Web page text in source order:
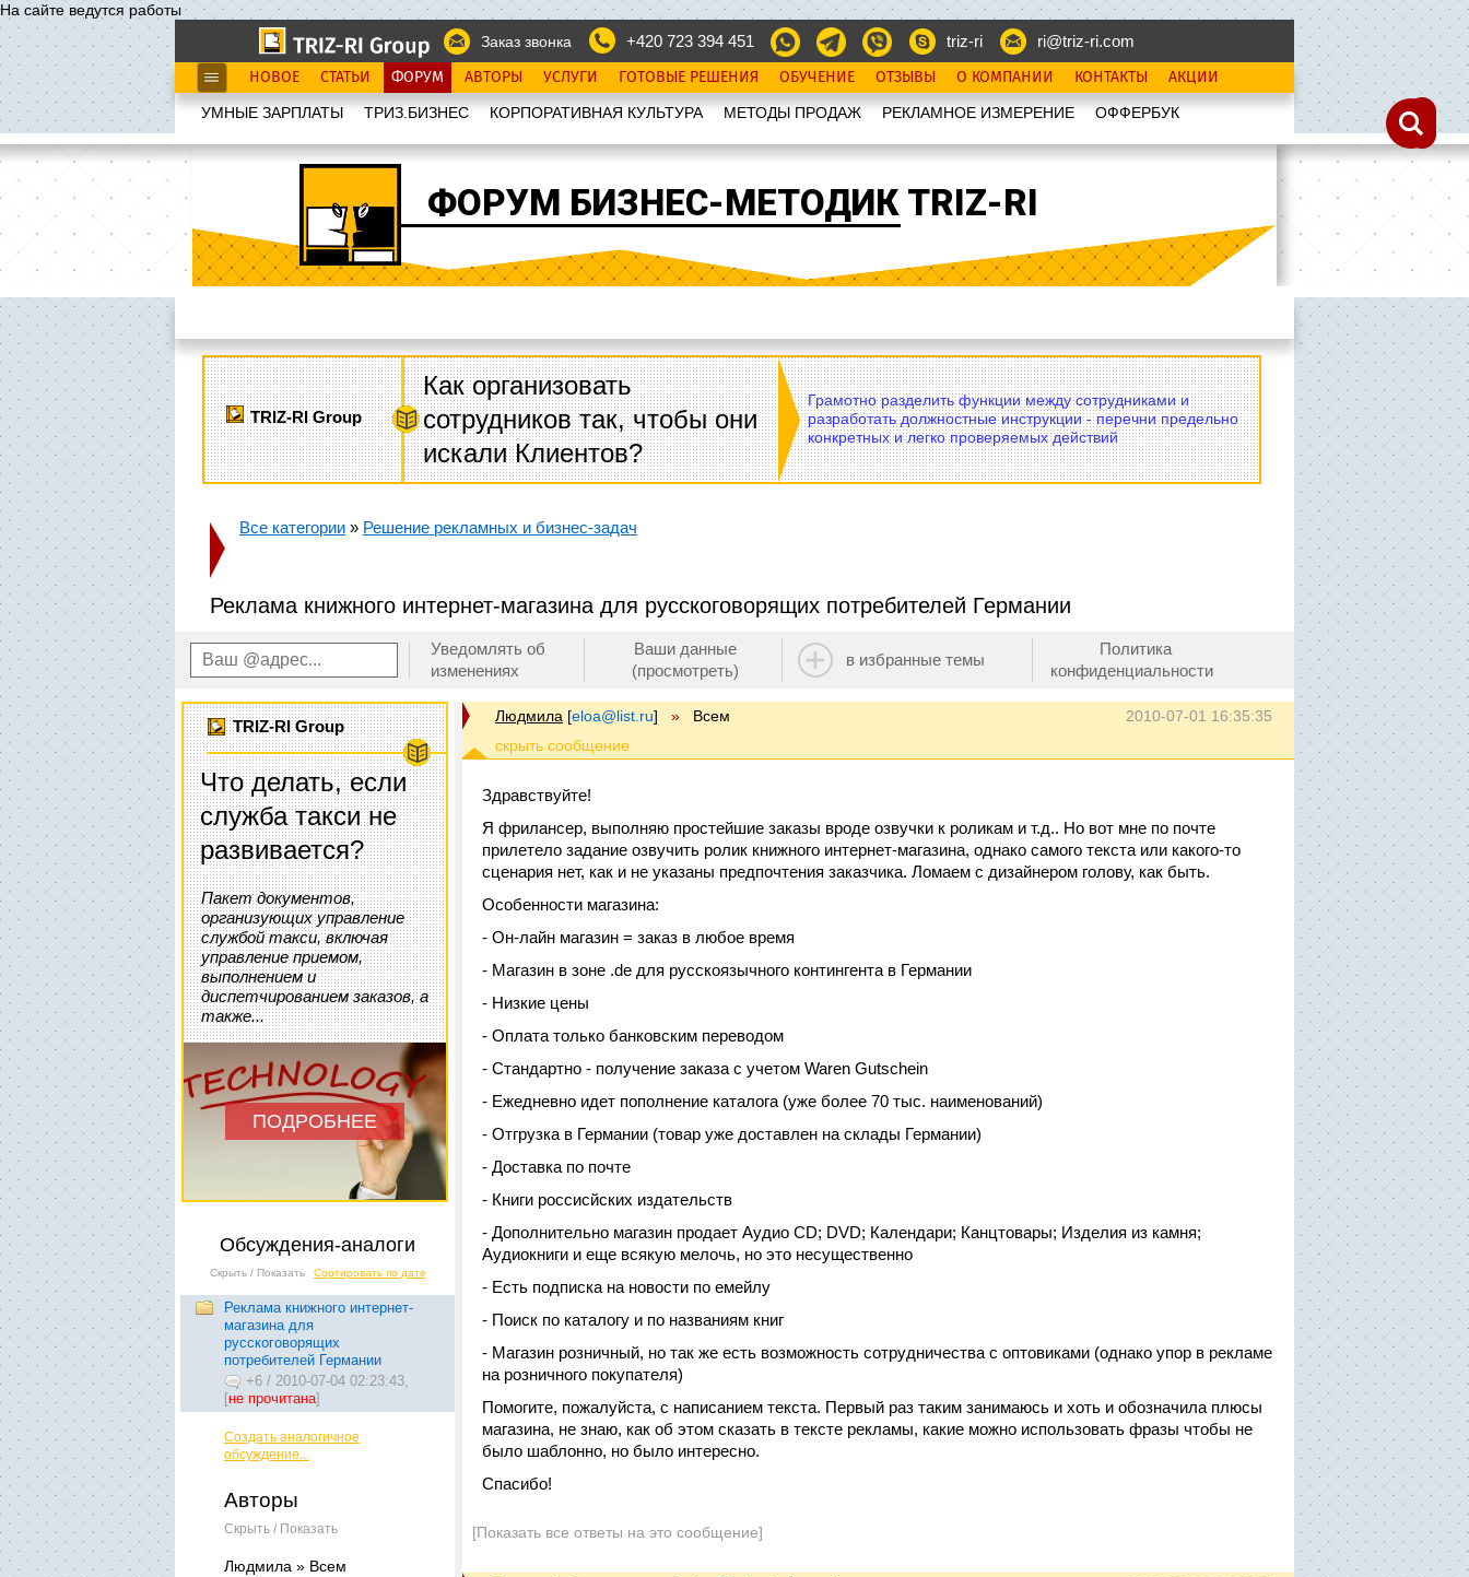
На сайте ведутся работы
Заказ звонка
+420 723 394 451 triz-ri ri@triz-ri.com
НОВОЕ СТАТЬИ ФОРУМ АВТОРЫ УСЛУГИ ГОТОВЫЕ РЕШЕНИЯ ОБУЧЕНИЕ ОТЗЫВЫ О КОМПАНИИ КОНТАКТЫ АКЦИИ
УМНЫЕ ЗАРПЛАТЫ ТРИЗ.БИЗНЕС КОРПОРАТИВНАЯ КУЛЬТУРА МЕТОДЫ ПРОДАЖ РЕКЛАМНОЕ ИЗМЕРЕНИЕ OФФЕРБУК
ФОРУМ БИЗНЕС-МЕТОДИК TRIZ-RI
TRIZ-RI Group
Как организовать
сотрудников так, чтобы они
искали Клиентов?
Грамотно разделить функции между сотрудниками и
разработать должностные инструкции - перечни предельно
конкретных и легко проверяемых действий
Все категории » Решение рекламных и бизнес-задач
Реклама книжного интернет-магазина для русскоговорящих потребителей Германии
Уведомлять об
изменениях
Ваши данные
(просмотреть)
в избранные темы
Политика
конфиденциальности
TRIZ-RI Group
Что делать, если
служба такси не
развивается?
Пакет документов,
организующих управление
службой такси, включая
управление приемом,
выполнением и
диспетчированием заказов, а
также...
ПОДРОБНЕЕ
Обсуждения-аналоги
Скрыть / Показать Сортировать по дате
Реклама книжного интернет-
магазина для
русскоговорящих
потребителей Германии
+6 / 2010-07-04 02:23:43,
[не прочитана]
Создать аналогичное
обсуждение...
Авторы
Скрыть / Показать
Людмила » Всем
2010-07-01 16:35:35
Людмила [eloa@list.ru] » Всем
Здравствуйте!
Я фрилансер, выполняю простейшие заказы вроде озвучки к роликам и т.д.. Но вот мне по почте
прилетело задание озвучить ролик книжного интернет-магазина, однако самого текста или какого-то
сценария нет, как и не указаны предпочтения заказчика. Ломаем с дизайнером голову, как быть.
Особенности магазина:
- Он-лайн магазин = заказ в любое время
- Магазин в зоне .de для русскоязычного контингента в Германии
- Низкие цены
- Оплата только банковским переводом
- Стандартно - получение заказа с учетом Waren Gutschein
- Ежедневно идет пополнение каталога (уже более 70 тыс. наименований)
- Отгрузка в Германии (товар уже доставлен на склады Германии)
- Доставка по почте
- Книги россисйских издательств
- Дополнительно магазин продает Аудио CD; DVD; Календари; Канцтовары; Изделия из камня;
Аудиокниги и еще всякую мелочь, но это несущественно
- Есть подписка на новости по емейлу
- Поиск по каталогу и по названиям книг
- Магазин розничный, но так же есть возможность сотрудничества с оптовиками (однако упор в рекламе
на розничного покупателя)
Помогите, пожалуйста, с написанием текста. Первый раз таким занимаюсь и хоть и обозначила плюсы
магазина, не знаю, как об этом сказать в тексте рекламы, какие можно использовать фразы чтобы не
было шаблонно, но было интересно.
Спасибо!
[Показать все ответы на это сообщение]